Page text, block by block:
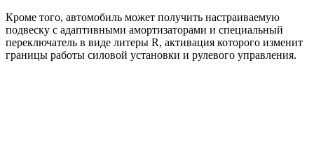
Кроме того, автомобиль может получить настраиваемую
подвеску с адаптивными амортизаторами и специальный
переключатель в виде литеры R, активация которого изменит
границы работы силовой установки и рулевого управления.